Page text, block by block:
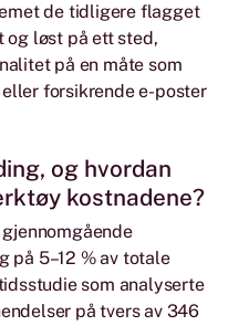
de tidligere flagget
og løst på ett sted,
på en måte som
forsikrende e-poster
og hvordan
kostnadene?
på 5–12 % av totale
som analyserte
på tvers av 346